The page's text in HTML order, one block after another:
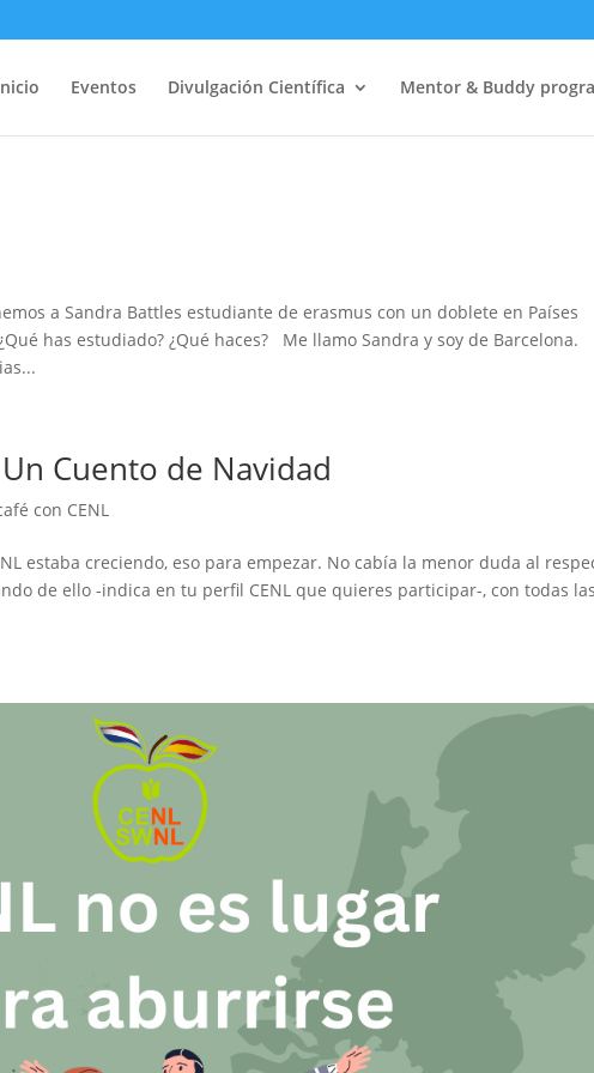
Eventos Divulgación Científica Mentor & Buddy
a Sandra Battles estudiante de erasmus con un doblete en Países
has estudiado? ¿Qué haces? Me llamo Sandra y soy de Barcelona.
Cuento de Navidad
con CENL
estaba creciendo, eso para empezar. No cabía la menor duda al
de ello -indica en tu perfil CENL que quieres participar-, con todas las